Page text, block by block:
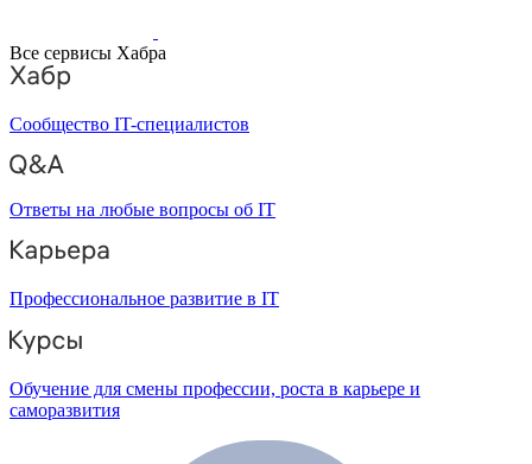
Все сервисы Хабра
Сообщество IT-специалистов
Ответы на любые вопросы об IT
Профессиональное развитие в IT
Обучение для смены профессии, роста в карьере и
саморазвития